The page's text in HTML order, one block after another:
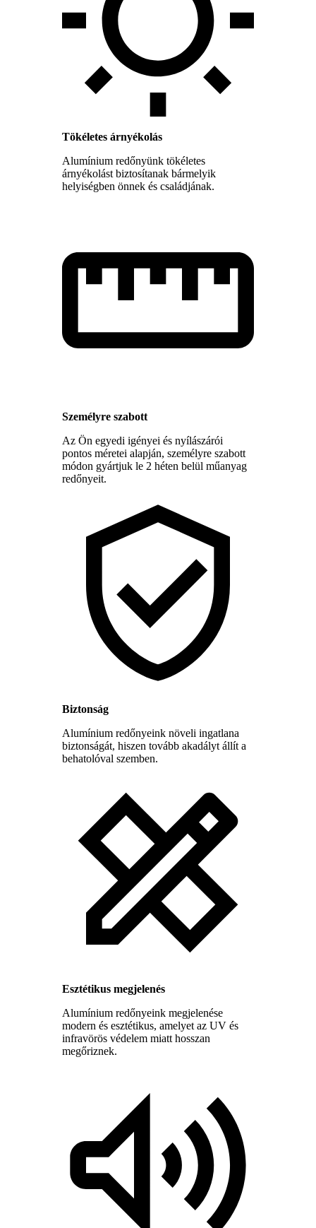
Tökéletes árnyékolás
Alumínium redőnyünk tökéletes
árnyékolást biztosítanak bármelyik
helyiségben önnek és családjának.
Személyre szabott
Az Ön egyedi igényei és nyílászárói
pontos méretei alapján, személyre szabott
módon gyártjuk le 2 héten belül műanyag
redőnyeit.
Biztonság
Alumínium redőnyeink növeli ingatlana
biztonságát, hiszen tovább akadályt állít a
behatolóval szemben.
Esztétikus megjelenés
Alumínium redőnyeink megjelenése
modern és esztétikus, amelyet az UV és
infravörös védelem miatt hosszan
megőriznek.